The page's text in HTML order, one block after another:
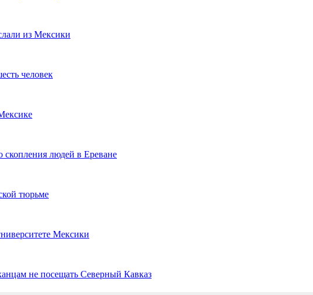
из Мексики
человек
скопления людей в Ереване
тюрьме
Мексики
не посещать Северный Кавказ